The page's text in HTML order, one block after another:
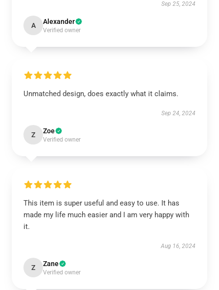
Sep 25, 2024
A Alexander
Verified owner
Unmatched design, does exactly what it claims.
Sep 24, 2024
Z Zoe
Verified owner
This item is super useful and easy to use. It has
made my life much easier and I am very happy with
it.
Aug 16, 2024
Z Zane
Verified owner